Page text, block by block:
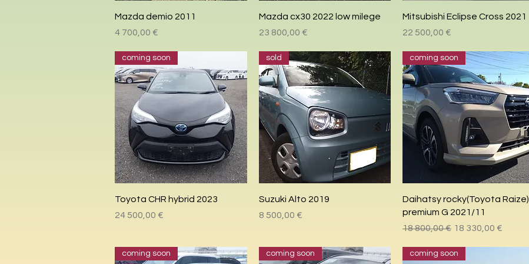
Быстрый просмотр
Mazda demio 2011
Цена
4 700,00 €
Быстрый просмотр
Mazda cx30 2022 low milege
Цена
23 800,00 €
Быстрый просмотр
Mitsubishi Eclipse Cross 2021
Цена
22 500,00 €
Быстрый просмотр
coming soon
Toyota CHR hybrid 2023
Цена
24 500,00 €
Быстрый просмотр
sold
Suzuki Alto 2019
Цена
8 500,00 €
Быстрый просмотр
coming soon
Daihatsy rocky(Toyota Raize)
premium G 2021/11
Обычная цена
18 800,00 € Цена со скидкой
18 330,00 €
coming soon coming soon coming soon